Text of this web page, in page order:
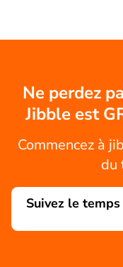
Ne perdez
Jibble est
Commencez à
du
Suivez le